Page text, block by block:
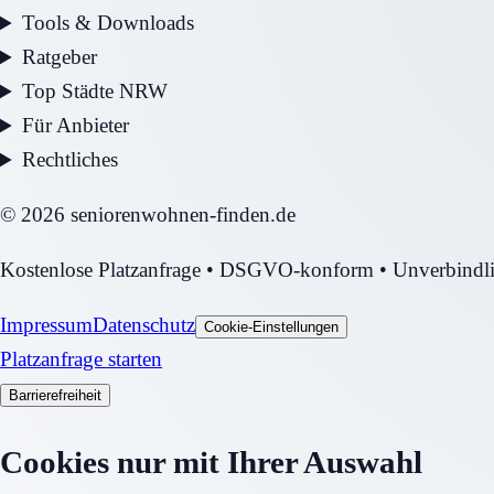
Tools & Downloads
Ratgeber
Top Städte NRW
Für Anbieter
Rechtliches
© 2026 seniorenwohnen-finden.de
Kostenlose Platzanfrage • DSGVO-konform •
ImpressumDatenschutz Cookie-Einstellungen
Platzanfrage starten
Barrierefreiheit
Cookies nur mit Ihrer Auswahl